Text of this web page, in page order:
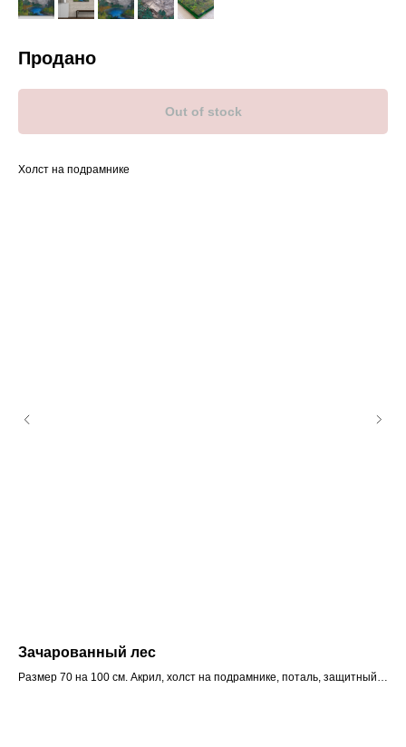
Продано
Out of stock
Холст на подрамнике
Зачарованный лес
Размер 70 на 100 см. Акрил, холст на подрамнике, поталь, защитный